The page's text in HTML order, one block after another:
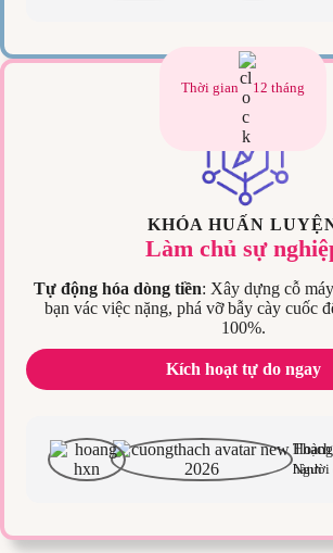
Thời gian 12 tháng
KHÓA HUẤN
Làm chủ sự
Tự động hóa dòng tiền: Xây dựng cỗ
bạn vác việc nặng, phá vỡ bẫy cày cuốc
100%.
Kích hoạt tự do ngay
Hoàng Hxn & Cường Thạch
Người dẫn dắt & đồng hành